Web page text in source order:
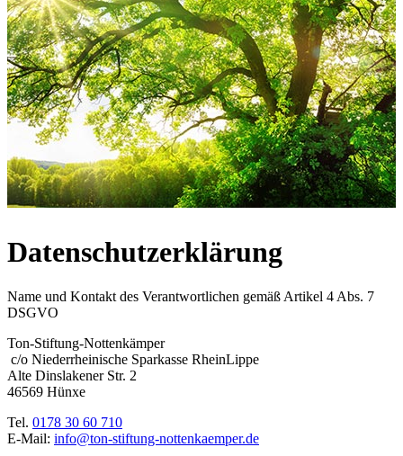
Datenschutzerklärung
Name und Kontakt des Verantwortlichen gemäß Artikel 4 Abs. 7
DSGVO
Ton-Stiftung-Nottenkämper
c/o Niederrheinische Sparkasse RheinLippe
Alte Dinslakener Str. 2
46569 Hünxe
Tel. 0178 30 60 710
E-Mail: info@ton-stiftung-nottenkaemper.de